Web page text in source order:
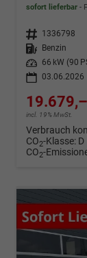
sofort lieferbar
Fahrzeugnr. 1336798
Kraftstoff
Benzin
Leistung
66 kW (90
03.06.2026
incl. 19% MwSt.
Verbrauch
CO2-Klasse: D
CO2-